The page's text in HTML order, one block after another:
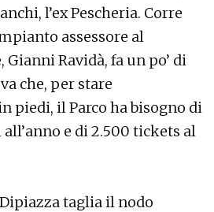
l’ex Pescheria. Corre
assessore al
Ravidà, fa un po’ di
che, per stare
piedi, il Parco ha bisogno di
e di 2.500 tickets al
taglia il nodo